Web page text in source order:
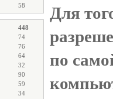
58
448
74
76
64
32
90
59
34
Для
по